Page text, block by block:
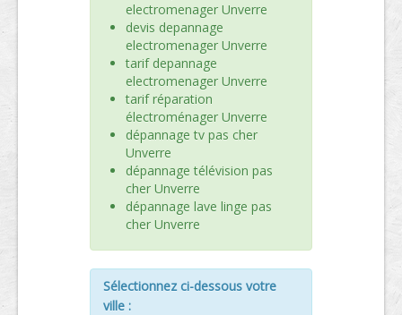
electromenager Unverre
devis depannage
electromenager Unverre
tarif depannage
electromenager Unverre
tarif réparation
électroménager Unverre
dépannage tv pas cher
Unverre
dépannage télévision pas
cher Unverre
dépannage lave linge pas
cher Unverre
Sélectionnez ci-dessous votre
ville :